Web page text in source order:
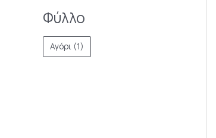
Φύλλο
Αγόρι (1)